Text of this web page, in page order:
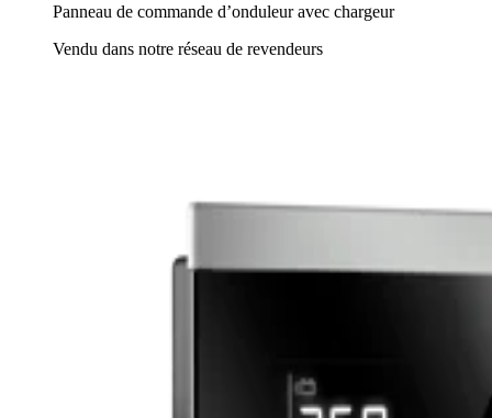
Panneau de commande d’onduleur avec chargeur
Vendu dans notre réseau de revendeurs